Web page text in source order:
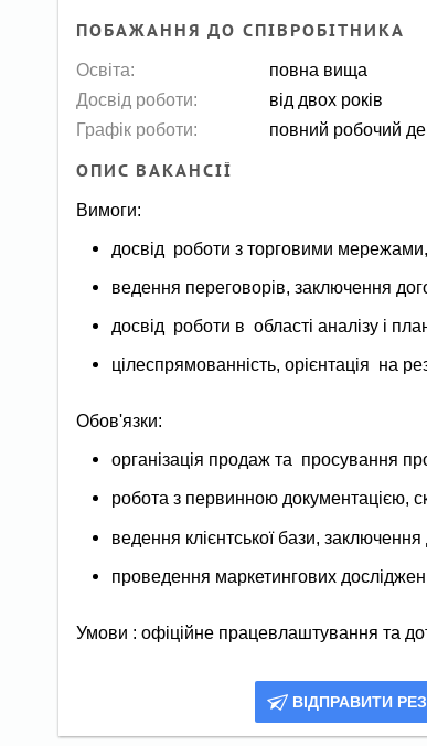
ПОБАЖАННЯ ДО СПІВРОБІТНИКА
Освіта:
повна вища
Досвід роботи:
від двох років
Графік роботи:
повний робочий
ОПИС ВАКАНСІЇ
Вимоги:
досвід роботи з торговими
ведення переговорів, заключення
досвід роботи в області аналізу і
цілеспрямованність, орієнтація на
Обов'язки:
організація продаж та просування
робота з первинною документацією,
ведення клієнтської бази, заключення
проведення маркетингових
Умови : офіційне працевлаштування та
ВІДПРАВИТИ